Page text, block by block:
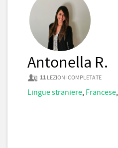
Antonella R.
11 LEZIONI COMPLETATE
Lingue straniere, Francese,